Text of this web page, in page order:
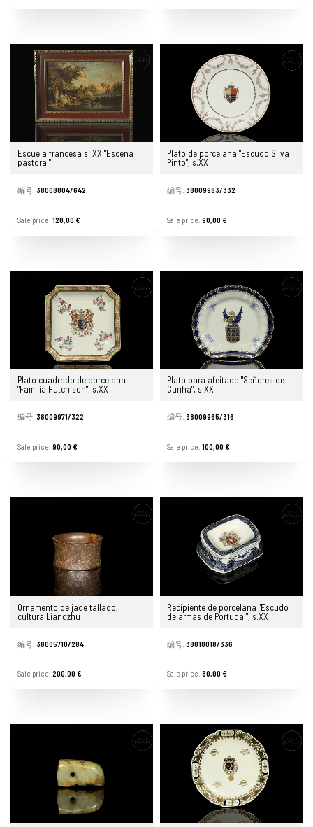
Escuela francesa s. XX "Escena
pastoral"
编号. 38008004/642
Sale price. 120,00 €
Plato de porcelana "Escudo Silva
Pinto", s.XX
编号. 38009983/332
Sale price. 90,00 €
Plato cuadrado de porcelana
"Familia Hutchison", s.XX
编号. 38009971/322
Sale price. 90,00 €
Plato para afeitado "Señores de
Cunha", s.XX
编号. 38009965/316
Sale price. 100,00 €
Ornamento de jade tallado,
cultura Liangzhu
编号. 38005710/284
Sale price. 200,00 €
Recipiente de porcelana "Escudo
de armas de Portugal", s.XX
编号. 38010018/336
Sale price. 80,00 €